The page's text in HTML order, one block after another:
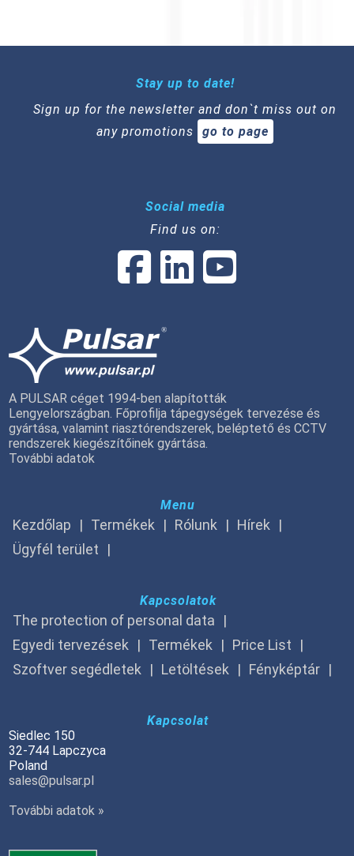
Stay up to date!
Sign up for the newsletter and don`t miss out on
any promotions
go to page
Social media
Find us on:
A PULSAR céget 1994-ben alapították
Lengyelországban. Főprofilja tápegységek tervezése és
gyártása, valamint riasztórendszerek, beléptető és CCTV
rendszerek kiegészítőinek gyártása.
További adatok
Menu
Kezdőlap Termékek Rólunk
Hírek
Ügyfél terület
Kapcsolatok
The protection of personal data
Egyedi tervezések
Termékek
Price List
Szoftver segédletek
Letöltések Fényképtár
Kapcsolat
Siedlec 150
32-744 Lapczyca
Poland
sales@pulsar.pl
További adatok »